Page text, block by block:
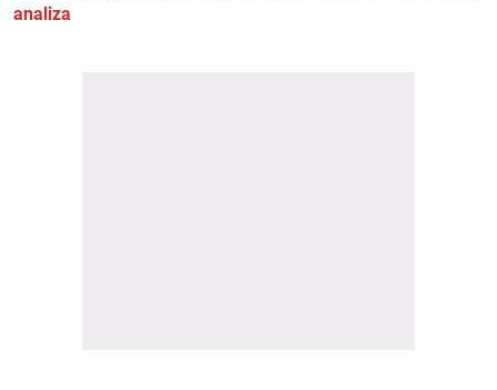
analiza